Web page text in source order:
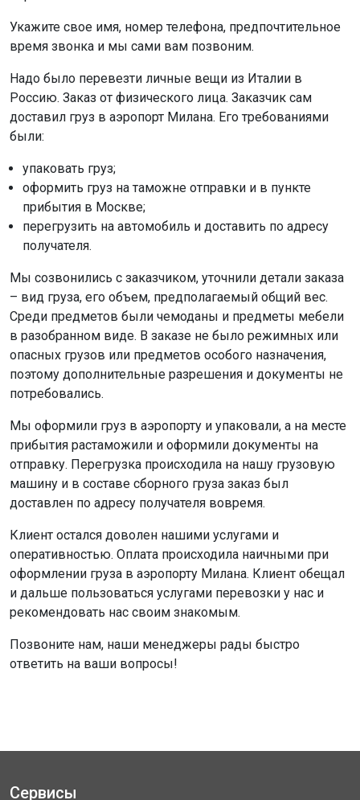
Укажите свое имя, номер телефона, предпочтительное
время звонка и мы сами вам позвоним.
Надо было перевезти личные вещи из Италии в
Россию. Заказ от физического лица. Заказчик сам
доставил груз в аэропорт Милана. Его требованиями
были:
упаковать груз;
оформить груз на таможне отправки и в пункте
прибытия в Москве;
перегрузить на автомобиль и доставить по адресу
получателя.
Мы созвонились с заказчиком, уточнили детали заказа
– вид груза, его объем, предполагаемый общий вес.
Среди предметов были чемоданы и предметы мебели
в разобранном виде. В заказе не было режимных или
опасных грузов или предметов особого назначения,
поэтому дополнительные разрешения и документы не
потребовались.
Мы оформили груз в аэропорту и упаковали, а на месте
прибытия растаможили и оформили документы на
отправку. Перегрузка происходила на нашу грузовую
машину и в составе сборного груза заказ был
доставлен по адресу получателя вовремя.
Клиент остался доволен нашими услугами и
оперативностью. Оплата происходила наичными при
оформлении груза в аэропорту Милана. Клиент обещал
и дальше пользоваться услугами перевозки у нас и
рекомендовать нас своим знакомым.
Позвоните нам, наши менеджеры рады быстро
ответить на ваши вопросы!
Сервисы